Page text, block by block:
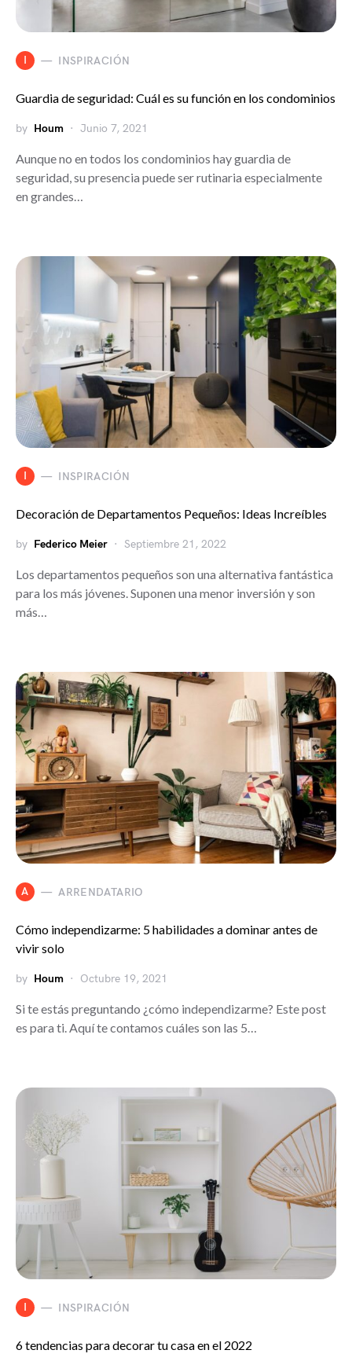
I INSPIRACIÓN
Guardia de seguridad: Cuál es su función en los condominios
by Houm Junio 7, 2021
Aunque no en todos los condominios hay guardia de
seguridad, su presencia puede ser rutinaria especialmente
en grandes…
I INSPIRACIÓN
Decoración de Departamentos Pequeños: Ideas Increíbles
by Federico Meier Septiembre 21, 2022
Los departamentos pequeños son una alternativa fantástica
para los más jóvenes. Suponen una menor inversión y son
más…
A ARRENDATARIO
Cómo independizarme: 5 habilidades a dominar antes de
vivir solo
by Houm Octubre 19, 2021
Si te estás preguntando ¿cómo independizarme? Este post
es para ti. Aquí te contamos cuáles son las 5…
I INSPIRACIÓN
6 tendencias para decorar tu casa en el 2022